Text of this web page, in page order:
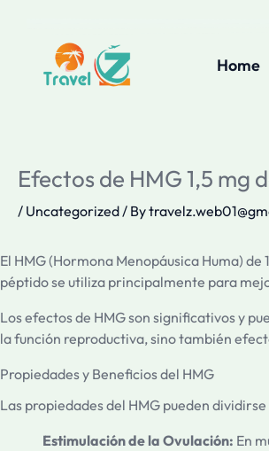
Home
Efectos de HMG 1,5 mg
/ Uncategorized / By
El HMG (Hormona Menopáusica Huma)
péptido se utiliza principalmente para
Los efectos de HMG son significativos y
la función reproductiva, sino también
Propiedades y Beneficios del HMG
Las propiedades del HMG pueden
Estimulación de la Ovulación: En